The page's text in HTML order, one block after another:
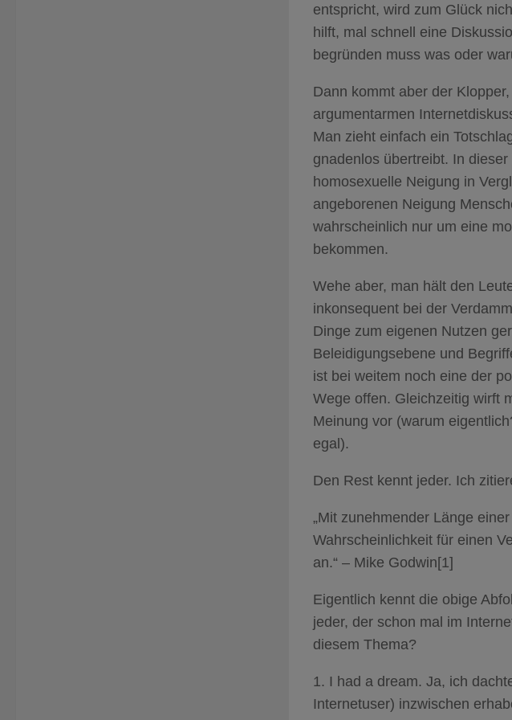
entspricht, wird zum Glück
hilft, mal schnell eine
begründen muss was oder
Dann kommt aber der
argumentarmen
Man zieht einfach ein
gnadenlos übertreibt. In
homosexuelle Neigung in
angeborenen Neigung
wahrscheinlich nur um eine
bekommen.
Wehe aber, man hält den
inkonsequent bei der
Dinge zum eigenen Nutzen
Beleidigungsebene und
ist bei weitem noch eine der
Wege offen. Gleichzeitig wirft
Meinung vor (warum
egal).
Den Rest kennt jeder. Ich
„Mit zunehmender Länge
Wahrscheinlichkeit für einen
an.“ – Mike Godwin[1]
Eigentlich kennt die obige
jeder, der schon mal im
diesem Thema?
1. I had a dream. Ja, ich
Internetuser) inzwischen